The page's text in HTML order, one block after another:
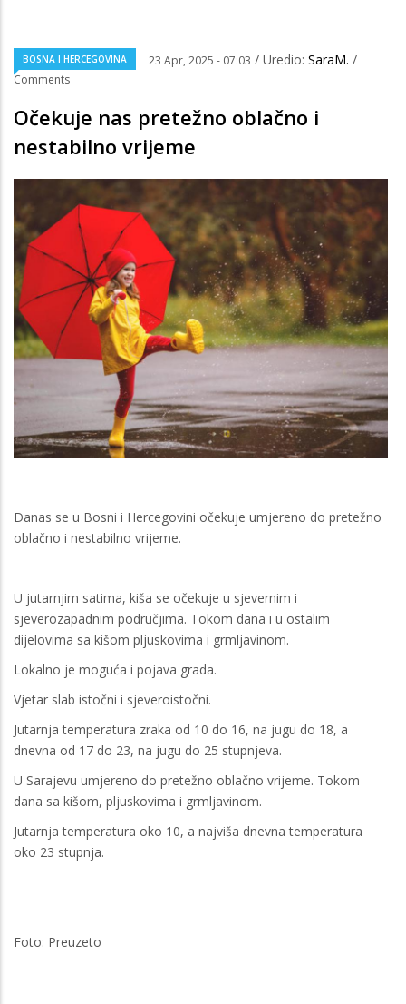
BOSNA I HERCEGOVINA 23 Apr, 2025 - 07:03 / Uredio: SaraM. /
Comments
Očekuje nas pretežno oblačno i
nestabilno vrijeme
Danas se u Bosni i Hercegovini očekuje umjereno do pretežno
oblačno i nestabilno vrijeme.
U jutarnjim satima, kiša se očekuje u sjevernim i
sjeverozapadnim područjima. Tokom dana i u ostalim
dijelovima sa kišom pljuskovima i grmljavinom.
Lokalno je moguća i pojava grada.
Vjetar slab istočni i sjeveroistočni.
Jutarnja temperatura zraka od 10 do 16, na jugu do 18, a
dnevna od 17 do 23, na jugu do 25 stupnjeva.
U Sarajevu umjereno do pretežno oblačno vrijeme. Tokom
dana sa kišom, pljuskovima i grmljavinom.
Jutarnja temperatura oko 10, a najviša dnevna temperatura
oko 23 stupnja.
Foto: Preuzeto